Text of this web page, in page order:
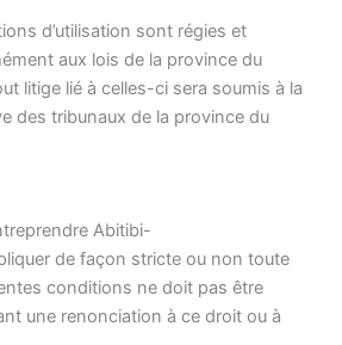
d’utilisation sont régies et
aux lois de la province du
litige lié à celles-ci sera soumis à la
des tribunaux de la province du
Abitibi-
de façon stricte ou non toute
conditions ne doit pas être
une renonciation à ce droit ou à